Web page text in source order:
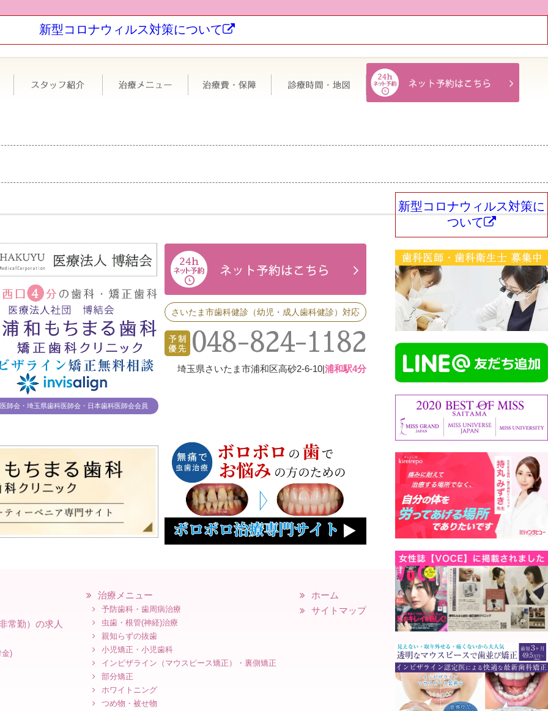
新型コロナウィルス対策について
ついて
極力抜かない・なるべく削らない
スタッフ紹介 治療メニュー 治療費・保証 診療時間・地図
新型コロナウィルス対策に
ついて
師会・埼玉県歯科医師会・日本歯科医師会会員
さいたま市歯科健診（幼児・成人歯科健診）対応
048-824-1182
埼玉県さいたま市浦和区高砂2-6-10|浦和駅4分
常勤）の求人
金)
治療メニュー
予防歯科・歯周病治療
虫歯・根管(神経)治療
親知らずの抜歯
小児矯正・小児歯科
インビザライン（マウスピース矯正）・裏側矯正
部分矯正
ホワイトニング
つめ物・被せ物
ホーム
サイトマップ